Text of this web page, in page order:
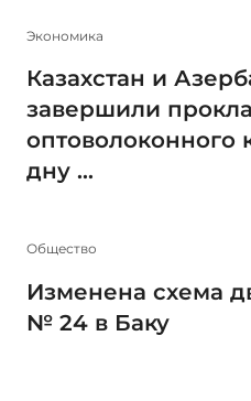
Экономика
Казахстан и
завершили
оптоволоконного
дну ...
Общество
Изменена схема
№ 24 в Баку